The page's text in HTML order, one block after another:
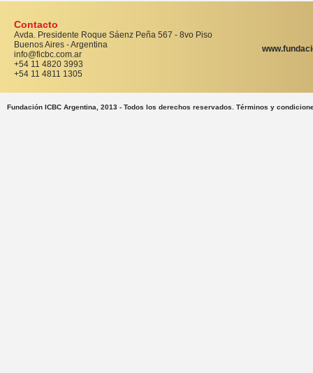
Contacto
Avda. Presidente Roque Sáenz Peña 567 - 8vo Piso
Buenos Aires - Argentina
info@ficbc.com.ar
+54 11 4820 3993
+54 11 4811 1305
Fundación ICBC Argentina, 2013 - Todos los derechos reservados. Términos y